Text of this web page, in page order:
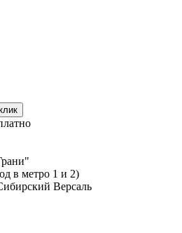
в метро 1 и 2)
Версаль